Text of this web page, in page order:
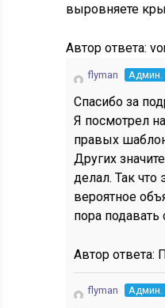
выровняете
Автор ответа:
flyman Админ.
Спасибо за
Я посмотрел
правых
Других
делал. Так что
вероятное
пора подавать
Автор ответа:
flyman Админ.